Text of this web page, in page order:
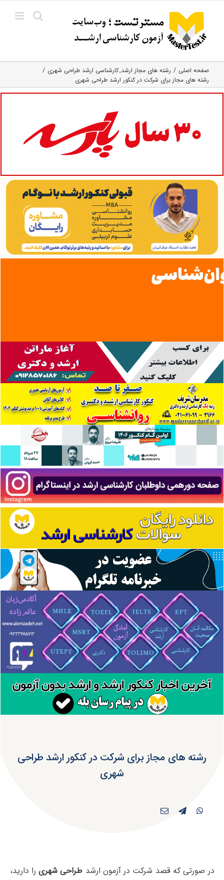
content
صفحه اصلی رشته های مجاز ارشد کارشناسی ارشد طراحی شهری
رشته های مجاز برای شرکت در کنکور ارشد طراحی شهری
رشته های مجاز برای شرکت در کنکور ارشد طراحی
شهری
در صورتی که قصد شرکت در آزمون ارشد طراحی شهریرا دارید،